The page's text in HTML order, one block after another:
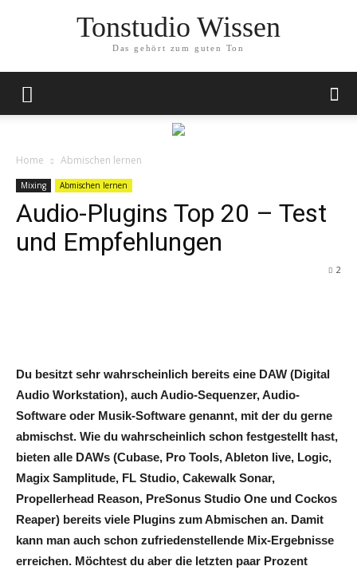
Tonstudio Wissen
Das gehört zum guten Ton
Home Abmischen lernen
Mixing Abmischen lernen
Audio-Plugins Top 20 – Test
und Empfehlungen
2
Du besitzt sehr wahrscheinlich bereits eine DAW (Digital
Audio Workstation), auch Audio-Sequenzer, Audio-
Software oder Musik-Software genannt, mit der du gerne
abmischst. Wie du wahrscheinlich schon festgestellt hast,
bieten alle DAWs (Cubase, Pro Tools, Ableton live, Logic,
Magix Samplitude, FL Studio, Cakewalk Sonar,
Propellerhead Reason, PreSonus Studio One und Cockos
Reaper) bereits viele Plugins zum Abmischen an. Damit
kann man auch schon zufriedenstellende Mix-Ergebnisse
erreichen. Möchtest du aber die letzten paar Prozent